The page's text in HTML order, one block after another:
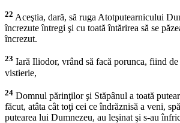
22 Aceştia, dară, să ruga Atotputearnicului
încrezute întregi şi cu toată întărirea să se
încrezut.
23 Iară Iliodor, vrând să facă porunca, fiind de
vistierie,
24 Domnul părinţilor şi Stăpânul a toată
făcut, atâta cât toţi cei ce îndrăznisă a veni,
putearea lui Dumnezeu, au leşinat şi s-au